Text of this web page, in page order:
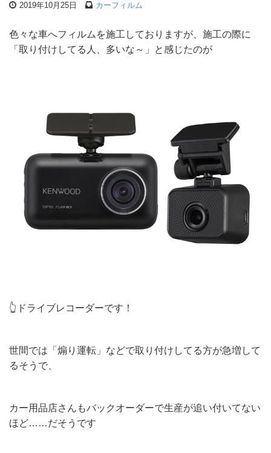
2019年10月25日 カーフィルム
色々な車へフィルムを施工しておりますが、施工の際に
「取り付けしてる人、多いな～」と感じたのが
👆ドライブレコーダーです！
世間では「煽り運転」などで取り付けしてる方が急増して
るそうで、
カー用品店さんもバックオーダーで生産が追い付いてない
ほど……だそうです